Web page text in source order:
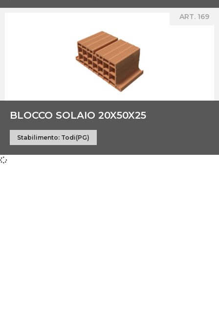
ART. 169
BLOCCO SOLAIO 20X50X25
Stabilimento: Todi(PG)